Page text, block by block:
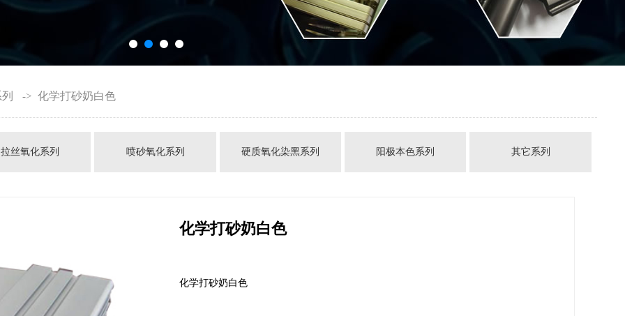
-> 化学打砂奶白色
拉丝氧化系列 喷砂氧化系列 硬质氧化染黑系列 阳极本色系列 其它系列
化学打砂奶白色
化学打砂奶白色